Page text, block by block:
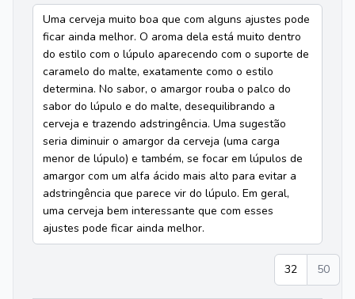
Uma cerveja muito boa que com alguns ajustes pode
ficar ainda melhor. O aroma dela está muito dentro
do estilo com o lúpulo aparecendo com o suporte de
caramelo do malte, exatamente como o estilo
determina. No sabor, o amargor rouba o palco do
sabor do lúpulo e do malte, desequilibrando a
cerveja e trazendo adstringência. Uma sugestão
seria diminuir o amargor da cerveja (uma carga
menor de lúpulo) e também, se focar em lúpulos de
amargor com um alfa ácido mais alto para evitar a
adstringência que parece vir do lúpulo. Em geral,
uma cerveja bem interessante que com esses
ajustes pode ficar ainda melhor.
32 50